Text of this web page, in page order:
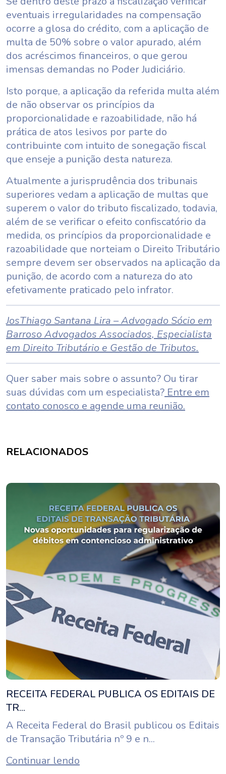
eventuais irregularidades na compensação
ocorre a glosa do crédito, com a aplicação de
multa de 50% sobre o valor apurado, além
dos acréscimos financeiros, o que gerou
imensas demandas no Poder Judiciário.
Isto porque, a aplicação da referida multa além
de não observar os princípios da
proporcionalidade e razoabilidade, não há
prática de atos lesivos por parte do
contribuinte com intuito de sonegação fiscal
que enseje a punição desta natureza.
Atualmente a jurisprudência dos tribunais
superiores vedam a aplicação de multas que
superem o valor do tributo fiscalizado, todavia,
além de se verificar o efeito confiscatório da
medida, os princípios da proporcionalidade e
razoabilidade que norteiam o Direito Tributário
sempre devem ser observados na aplicação da
punição, de acordo com a natureza do ato
efetivamente praticado pelo infrator.
JosThiago Santana Lira – Advogado Sócio em
Barroso Advogados Associados, Especialista
em Direito Tributário e Gestão de Tributos.
Quer saber mais sobre o assunto? Ou tirar
suas dúvidas com um especialista? Entre em
contato conosco e agende uma reunião.
RELACIONADOS
RECEITA FEDERAL PUBLICA OS EDITAIS DE
TR...
A Receita Federal do Brasil publicou os Editais
de Transação Tributária nº 9 e n...
Continuar lendo